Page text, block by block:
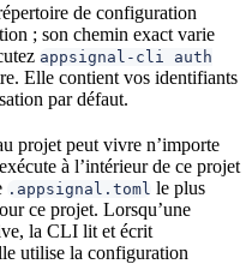
de configuration
; son chemin exact varie
appsignal-cli auth
Elle contient vos identifiants
par défaut.
projet peut vivre n’importe
à l’intérieur de ce projet
.appsignal.toml le plus
ce projet. Lorsqu’une
la CLI lit et écrit
utilise la configuration